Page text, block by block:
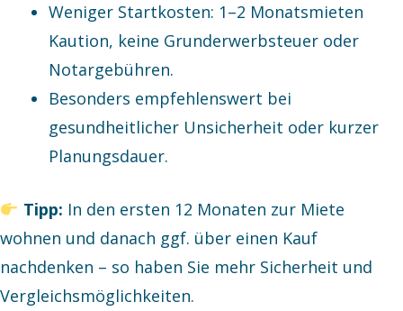
Weniger Startkosten: 1–2 Monatsmieten
Kaution, keine Grunderwerbsteuer oder
Notargebühren.
Besonders empfehlenswert bei
gesundheitlicher Unsicherheit oder kurzer
Planungsdauer.
Tipp: In den ersten 12 Monaten zur Miete
wohnen und danach ggf. über einen Kauf
nachdenken – so haben Sie mehr Sicherheit und
Vergleichsmöglichkeiten.